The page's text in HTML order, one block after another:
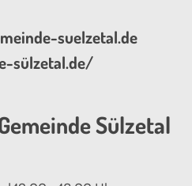
suelzetal.de
sülzetal.de/
Sülzetal